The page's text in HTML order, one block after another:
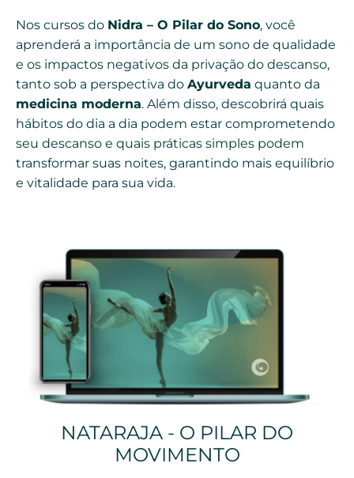
Nos cursos do Nidra – O Pilar do Sono, você
aprenderá a importância de um sono de qualidade
e os impactos negativos da privação do descanso,
tanto sob a perspectiva do Ayurveda quanto da
medicina moderna. Além disso, descobrirá quais
hábitos do dia a dia podem estar comprometendo
seu descanso e quais práticas simples podem
transformar suas noites, garantindo mais equilíbrio
e vitalidade para sua vida.
NATARAJA - O PILAR DO
MOVIMENTO